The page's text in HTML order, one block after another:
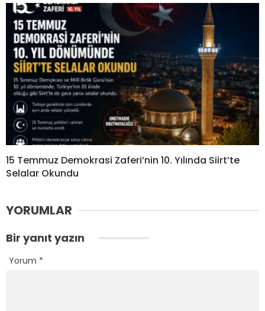
15 Temmuz Demokrasi Zaferi’nin 10. Yılında Siirt’te
Selalar Okundu
YORUMLAR
Bir yanıt yazın
Yorum *